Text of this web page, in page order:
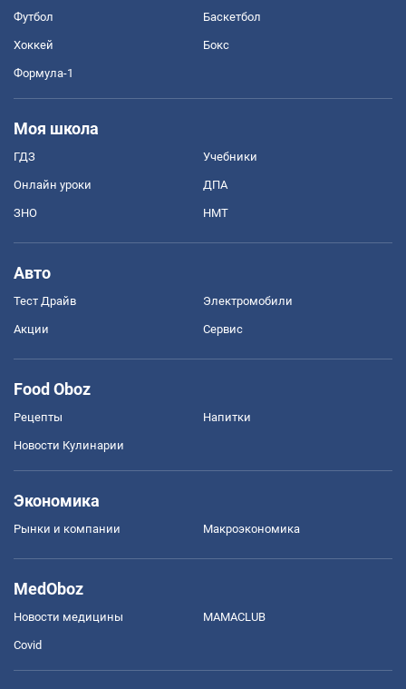
Футбол Баскетбол
Хоккей Бокс
Формула-1
Моя школа
ГДЗ Учебники
Онлайн уроки ДПА
ЗНО НМТ
Авто
Тест Драйв Электромобили
Акции Сервис
Food Oboz
Рецепты Напитки
Новости Кулинарии
Экономика
Рынки и компании Mакроэкономика
MedOboz
Новости медицины MAMACLUB
Covid